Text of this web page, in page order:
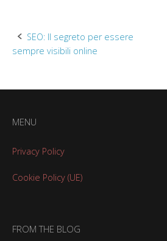
Post
SEO: Il segreto per essere
sempre visibili online
MENU
Privacy Policy
Cookie Policy (UE)
FROM THE BLOG